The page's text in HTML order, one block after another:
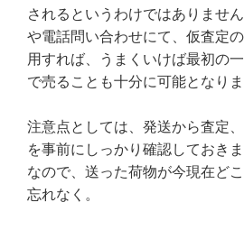
されるというわけではありませ
や電話問い合わせにて、仮査定
用すれば、うまくいけば最初の
で売ることも十分に可能となりま
注意点としては、発送から査定
を事前にしっかり確認しておき
なので、送った荷物が今現在ど
忘れなく。